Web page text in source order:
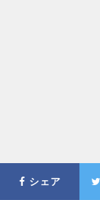
シェア